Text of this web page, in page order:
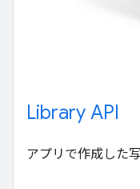
Library API
アプリで作成した